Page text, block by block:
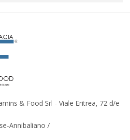
& Food Srl - Viale Eritrea, 72 d/e
Annibaliano /